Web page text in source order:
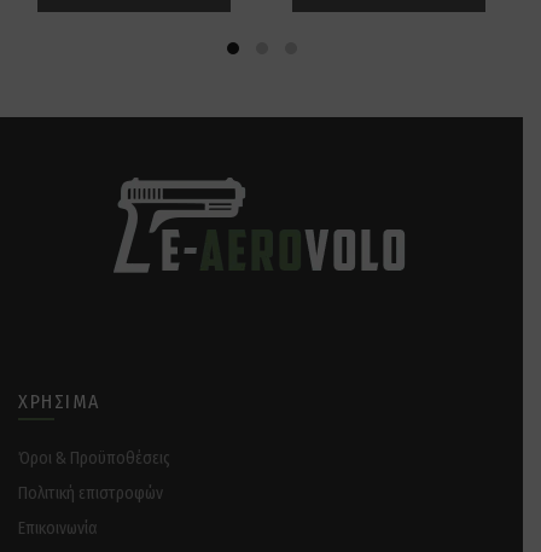
ΧΡΉΣΙΜΑ
Όροι & Προϋποθέσεις
Πολιτική επιστροφών
Επικοινωνία